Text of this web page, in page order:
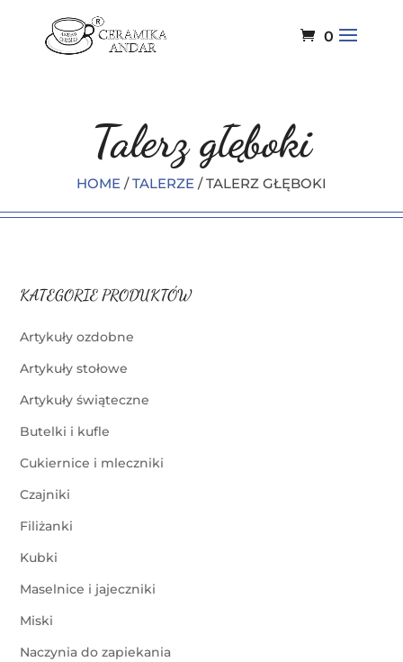
0
Talerz głęboki
HOME /TALERZE / TALERZ GŁĘBOKI
KATEGORIE PRODUKTÓW
Artykuły ozdobne
Artykuły stołowe
Artykuły świąteczne
Butelki i kufle
Cukiernice i mleczniki
Czajniki
Filiżanki
Kubki
Maselnice i jajeczniki
Miski
Naczynia do zapiekania